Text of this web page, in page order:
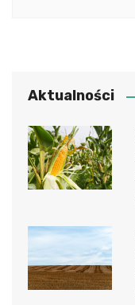
Aktualności